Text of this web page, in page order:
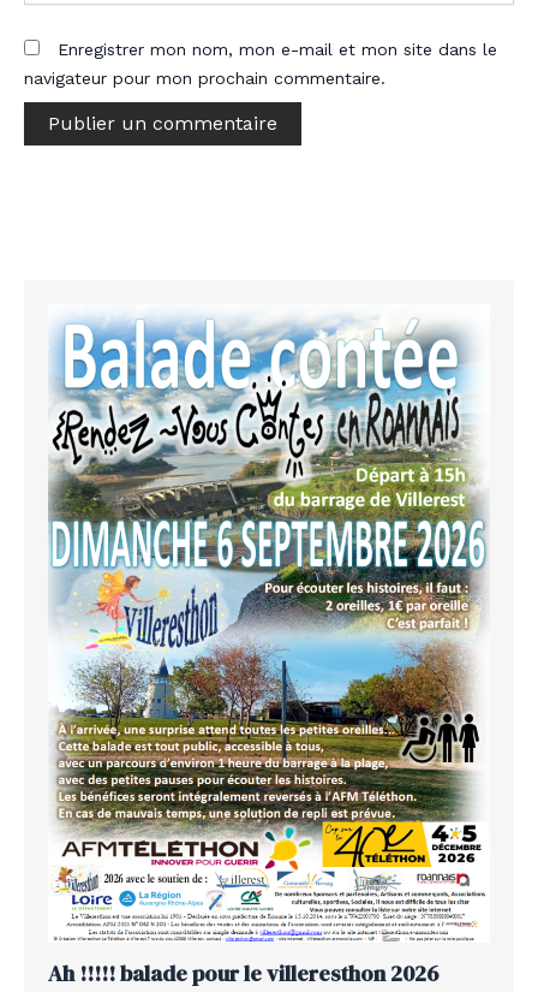
Enregistrer mon nom, mon e-mail et mon site dans le
navigateur pour mon prochain commentaire.
Ah !!!!! balade pour le villeresthon 2026